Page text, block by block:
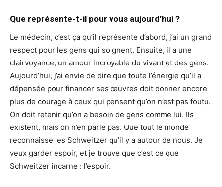
Que représente-t-il pour vous aujourd’hui ?
Le médecin, c’est ça qu’il représente d’abord, j’ai un grand
respect pour les gens qui soignent. Ensuite, il a une
clairvoyance, un amour incroyable du vivant et des gens.
Aujourd’hui, j’ai envie de dire que toute l’énergie qu’il a
dépensée pour financer ses œuvres doit donner encore
plus de courage à ceux qui pensent qu’on n’est pas foutu.
On doit retenir qu’on a besoin de gens comme lui. Ils
existent, mais on n’en parle pas. Que tout le monde
reconnaisse les Schweitzer qu’il y a autour de nous. Je
veux garder espoir, et je trouve que c’est ce que
Schweitzer incarne : l’espoir.